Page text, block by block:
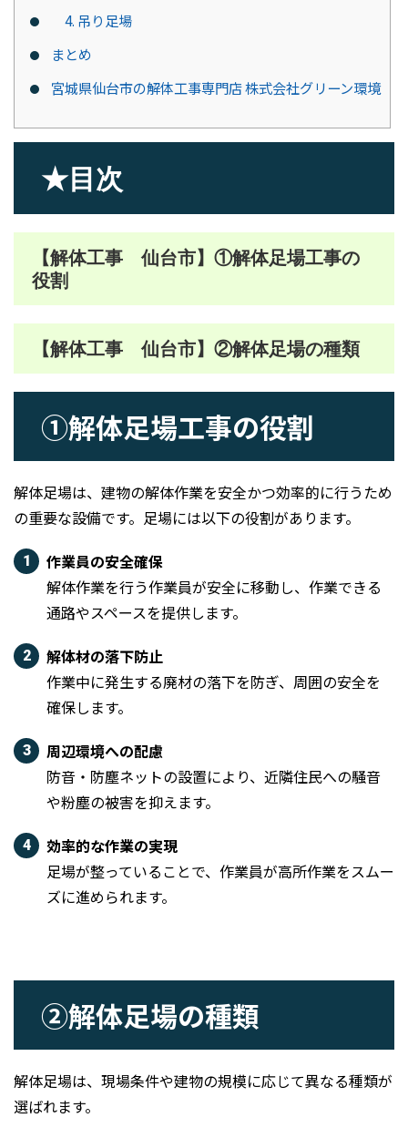
4. 吊り足場
まとめ
宮城県仙台市の解体工事専門店 株式会社グリーン環境
★目次
【解体工事 仙台市】①解体足場工事の
役割
【解体工事 仙台市】②解体足場の種類
①解体足場工事の役割
解体足場は、建物の解体作業を安全かつ効率的に行うため
の重要な設備です。足場には以下の役割があります。
作業員の安全確保
解体作業を行う作業員が安全に移動し、作業できる
通路やスペースを提供します。
解体材の落下防止
作業中に発生する廃材の落下を防ぎ、周囲の安全を
確保します。
周辺環境への配慮
防音・防塵ネットの設置により、近隣住民への騒音
や粉塵の被害を抑えます。
効率的な作業の実現
足場が整っていることで、作業員が高所作業をスムー
ズに進められます。
②解体足場の種類
解体足場は、現場条件や建物の規模に応じて異なる種類が
選ばれます。